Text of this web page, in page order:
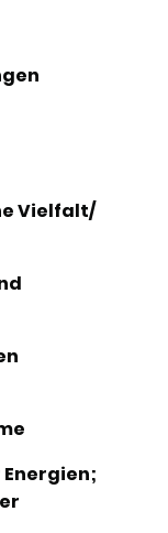
Vielfalt/